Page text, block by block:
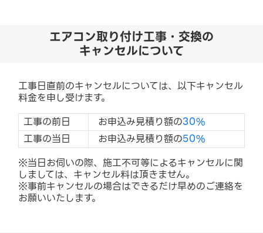
エアコン取り付け工事・交換の
キャンセルについて
工事日直前のキャンセルについては、以下キャンセル
料金を申し受けます。
工事の前日
お申込み見積り額の30%
工事の当日
お申込み見積り額の50%
※当日お伺いの際、施工不可等によるキャンセルに関
しましては、キャンセル料は頂きません。
※事前キャンセルの場合はできるだけ早めのご連絡を
お願いいたします。